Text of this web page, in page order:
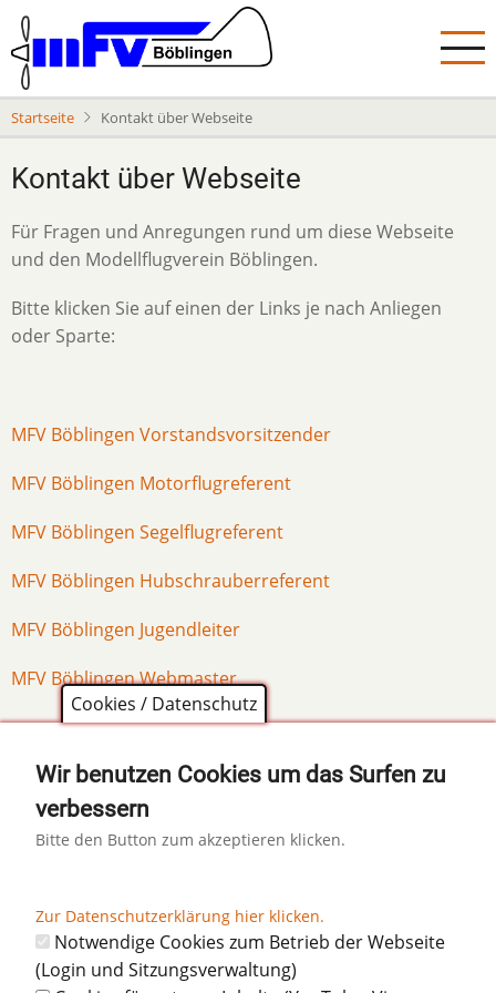
Direkt
zum
Inhalt
Startseite Kontakt über Webseite
Kontakt über Webseite
Für Fragen und Anregungen rund um diese Webseite
und den Modellflugverein Böblingen.
Bitte klicken Sie auf einen der Links je nach Anliegen
oder Sparte:
MFV Böblingen Vorstandsvorsitzender
MFV Böblingen Motorflugreferent
MFV Böblingen Segelflugreferent
MFV Böblingen Hubschrauberreferent
MFV Böblingen Jugendleiter
MFV Böblingen Webmaster
Sie werden dann zum entsprechenden Kontaktformular
weitergeleitet.
Diese Seite teilen auf:
Cookies / Datenschutz
Wir benutzen Cookies um das Surfen zu
verbessern
Bitte den Button zum akzeptieren klicken.
Zur Datenschutzerklärung hier klicken.
Notwendige Cookies zum Betrieb der Webseite
(Login und Sitzungsverwaltung)